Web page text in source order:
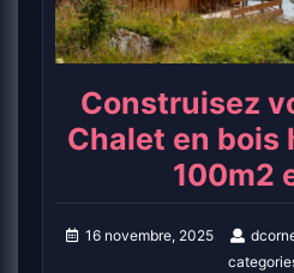
Construisez
Chalet en bois
100m2
16 novembre, 2025